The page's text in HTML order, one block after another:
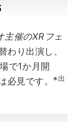
主催のXRフェ
わり出演し、
で1か月開
必見です。※出